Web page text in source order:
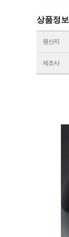
상품정보
원산지
제조사